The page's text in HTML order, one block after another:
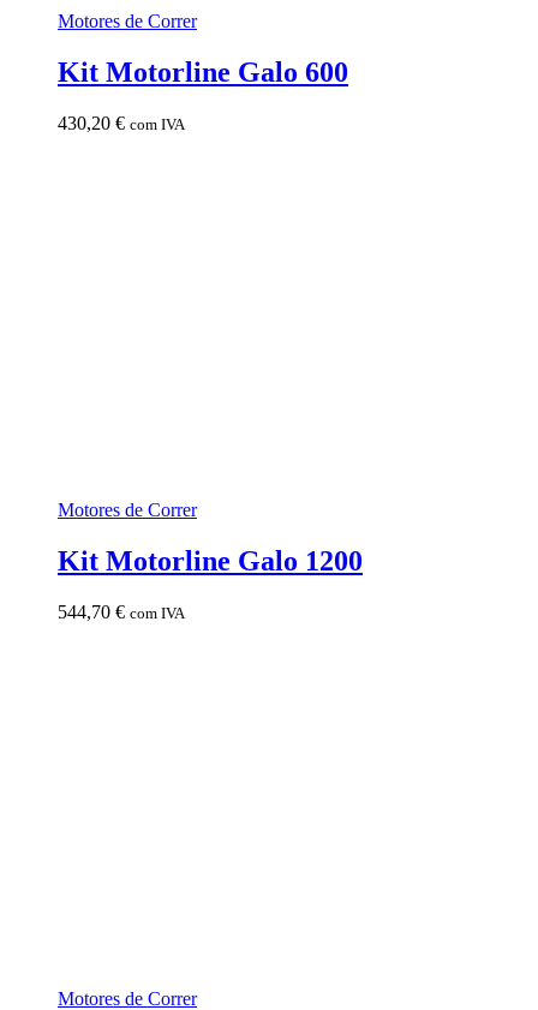
Motores de Correr
Kit Motorline Galo 600
430,20 € com IVA
Motores de Correr
Kit Motorline Galo 1200
544,70 € com IVA
Motores de Correr